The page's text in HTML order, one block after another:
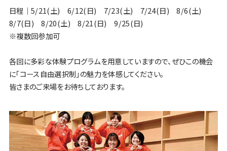
日程｜5/21(土) 6/12(日) 7/23(土) 7/24(日) 8/6(土)
8/7(日) 8/20(土) 8/21(日) 9/25(日)
※複数回参加可
各回に多彩な体験プログラムを用意していますので、ぜひこの機会
に「コース自由選択制」の魅力を体感してください。
皆さまのご来場をお待ちしております。